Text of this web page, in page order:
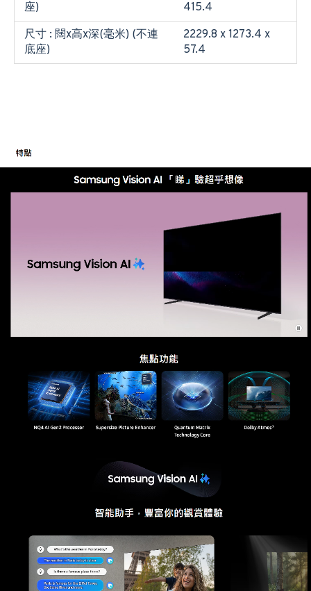
座)
415.4
尺寸 : 闊x高x深(毫米) (不連
底座)
2229.8 x 1273.4 x
57.4